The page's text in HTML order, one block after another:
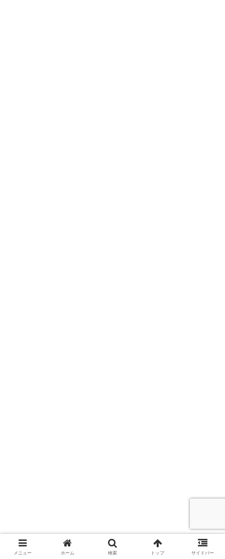
メニュー ホーム 検索 トップ サイドバー